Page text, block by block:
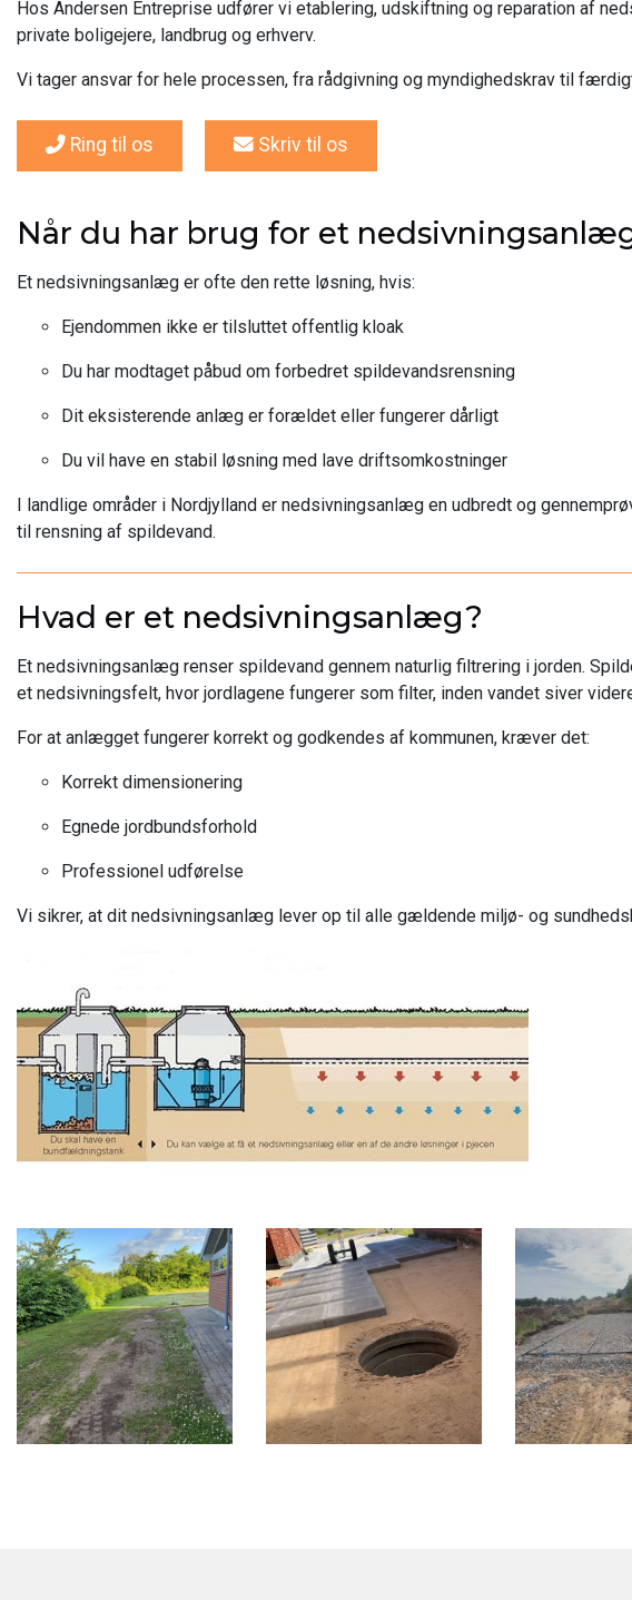
Hos Andersen Entreprise udfører vi etablering, udskiftning og reparation af
private boligejere, landbrug og erhverv.
Vi tager ansvar for hele processen, fra rådgivning og myndighedskrav til
Ring til os Skriv til os
Når du har brug for et
Et nedsivningsanlæg er ofte den rette løsning, hvis:
Ejendommen ikke er tilsluttet offentlig kloak
Du har modtaget påbud om forbedret spildevandsrensning
Dit eksisterende anlæg er forældet eller fungerer dårligt
Du vil have en stabil løsning med lave driftsomkostninger
I landlige områder i Nordjylland er nedsivningsanlæg en udbredt og
til rensning af spildevand.
Hvad er et nedsivningsanlæg?
Et nedsivningsanlæg renser spildevand gennem naturlig filtrering i jorden.
et nedsivningsfelt, hvor jordlagene fungerer som filter, inden vandet siver
For at anlægget fungerer korrekt og godkendes af kommunen, kræver det:
Korrekt dimensionering
Egnede jordbundsforhold
Professionel udførelse
Vi sikrer, at dit nedsivningsanlæg lever op til alle gældende miljø- og